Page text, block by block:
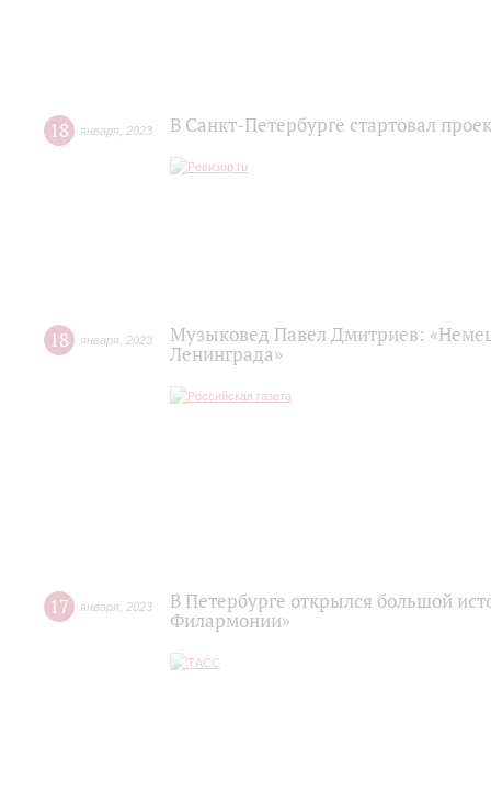
18 января 2023 В Санкт-Петербурге стартовал
18 января 2023
Музыковед Павел Дмитриев:
Ленинграда»
17 января 2023
В Петербурге открылся большой
Филармонии»